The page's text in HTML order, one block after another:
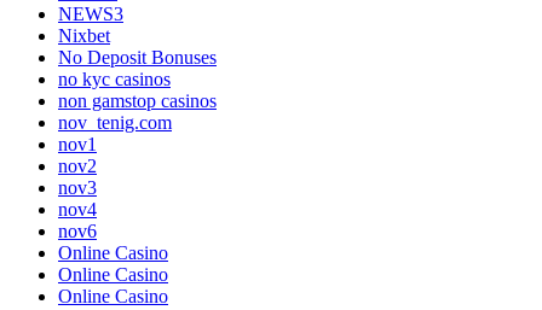
NEWS3
Nixbet
No Deposit Bonuses
no kyc casinos
non gamstop casinos
nov_tenig.com
nov1
nov2
nov3
nov4
nov6
Online Casino
Online Casino
Online Casino